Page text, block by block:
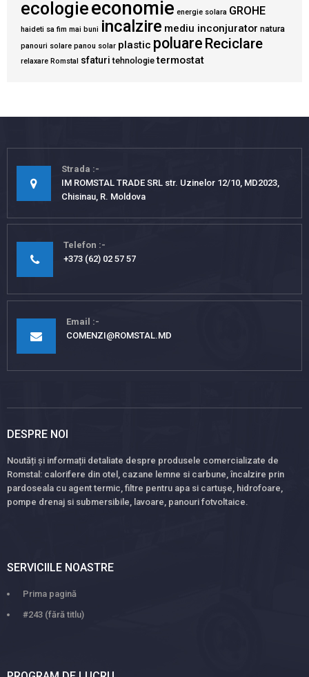
ecologieeconomie energie solara GROHE
haideti sa fim mai buni incalzire mediu inconjurator natura
panouri solare panou solar plastic poluare Reciclare
relaxare Romstal sfaturi tehnologie termostat
Strada
IM ROMSTAL TRADE SRL str. Uzinelor 12/10, MD2023,
Chisinau, R. Moldova
Telefon
+373 (62) 02 57 57
Email
COMENZI@ROMSTAL.MD
DESPRE NOI
Noutăți și informații detaliate despre produsele comercializate de
Romstal: calorifere din otel, cazane lemne si carbune, încalzire prin
pardoseala cu agent termic, filtre pentru apa si cartușe, hidrofoare,
pompe drenaj si submersibile, lavoare, panouri fotvoltaice.
SERVICIILE NOASTRE
Prima pagină
#243 (fără titlu)